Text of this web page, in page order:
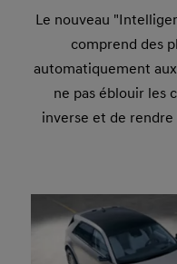
Le nouveau
comprend des
automatiquement
ne pas éblouir les
inverse et de